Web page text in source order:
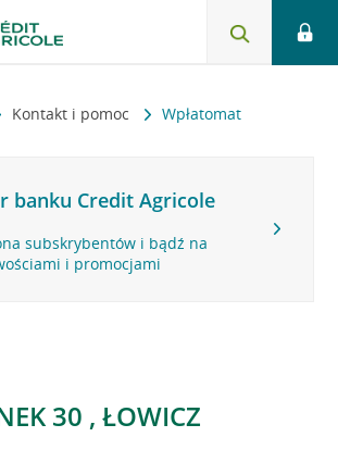
Kontakt i pomoc Wpłatomat
banku Credit Agricole
subskrybentów i bądź na
i promocjami
30 , ŁOWICZ